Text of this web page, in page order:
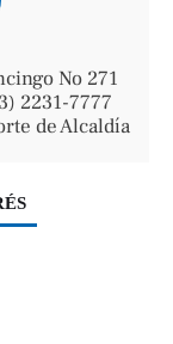
No 271
2231-7777
de Alcaldía